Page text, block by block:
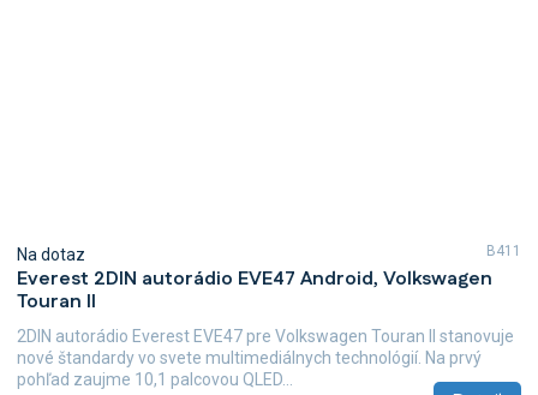
Everest 2DIN autorádio EVE47 Android, Volkswagen
Touran II
Na dotaz
2DIN autorádio Everest EVE47 pre Volkswagen Touran II stanovuje
nové štandardy vo svete multimediálnych technológií. Na prvý
pohľad zaujme 10,1 palcovou QLED...
B411